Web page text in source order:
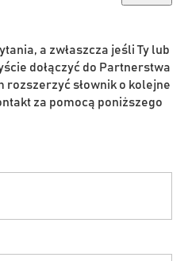
a zwłaszcza jeśli Ty lub
dołączyć do Partnerstwa
rozszerzyć słownik o kolejne
za pomocą poniższego